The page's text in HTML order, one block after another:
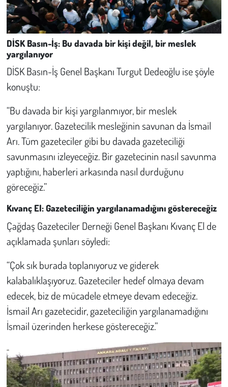
DİSK Basın-İş: Bu davada bir kişi değil, bir meslek
yargılanıyor
DİSK Basın-İş Genel Başkanı Turgut Dedeoğlu ise şöyle
konuştu:
“Bu davada bir kişi yargılanmıyor, bir meslek
yargılanıyor. Gazetecilik mesleğinin savunan da İsmail
Arı. Tüm gazeteciler gibi bu davada gazeteciliği
savunmasını izleyeceğiz. Bir gazetecinin nasıl savunma
yaptığını, haberleri arkasında nasıl durduğunu
göreceğiz.”
Kıvanç El: Gazeteciliğin yargılanamadığını göstereceğiz
Çağdaş Gazeteciler Derneği Genel Başkanı Kıvanç El de
açıklamada şunları söyledi:
“Çok sık burada toplanıyoruz ve giderek
kalabalıklaşıyoruz. Gazeteciler hedef olmaya devam
edecek, biz de mücadele etmeye devam edeceğiz.
İsmail Arı gazetecidir, gazeteciliğin yargılanamadığını
İsmail üzerinden herkese göstereceğiz.”